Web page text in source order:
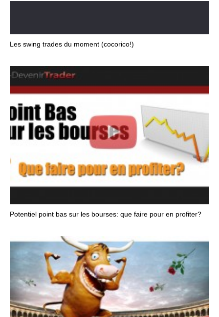
Les swing trades du moment (cocorico!)
Potentiel point bas sur les bourses: que faire pour en profiter?